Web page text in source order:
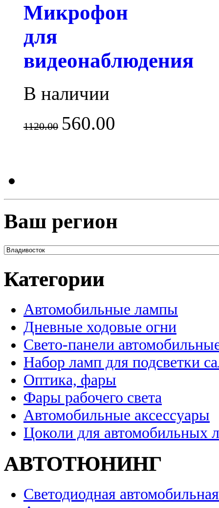
Микрофон
для
видеонаблюдения
В наличии
1120.00 560.00
Ваш регион
Категории
Автомобильные лампы
Дневные ходовые огни
Свето-панели
Набор ламп для подсветки
Оптика, фары
Фары рабочего света
Автомобильные аксессуары
Цоколи для автомобильных
АВТОТЮНИНГ
Светодиодная